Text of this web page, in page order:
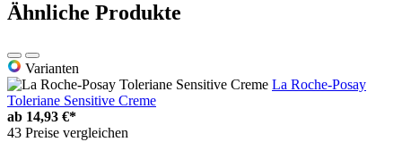
Ähnliche Produkte
Varianten
La Roche-Posay
Toleriane Sensitive Creme
ab 14,93 €*
43 Preise vergleichen